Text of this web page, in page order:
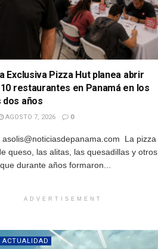
Exclusiva Pizza Hut planea abrir
restaurantes en Panamá en los
dos años
AGOSTO 7, 2026 0
asolis@noticiasdepanama.com La pizza
queso, las alitas, las quesadillas y otros
durante años formaron...
ADVERTISEMENT
ACTUALIDAD